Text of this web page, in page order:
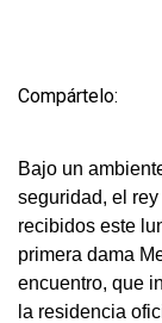
Compártelo:
Bajo un
seguridad, el
recibidos este
primera dama
encuentro, que
la residencia